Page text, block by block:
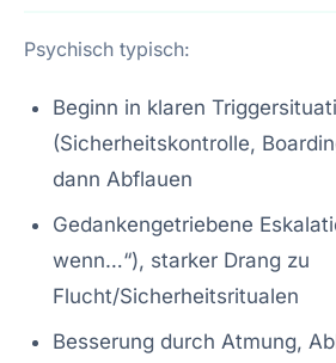
Psychisch typisch:
Beginn in klaren
(Sicherheitskontrolle,
dann Abflauen
Gedankengetriebene
wenn…“), starker Drang zu
Flucht/Sicherheitsritualen
Besserung durch Atmung,